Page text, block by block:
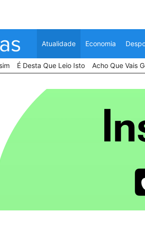
Atualidade Economia
É Desta Que Leio Isto Acho Que Vais